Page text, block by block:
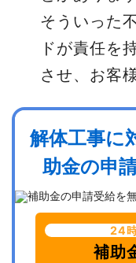
そういった
ドが責任を
させ、お客
解体工事に
助金の申
24
補助